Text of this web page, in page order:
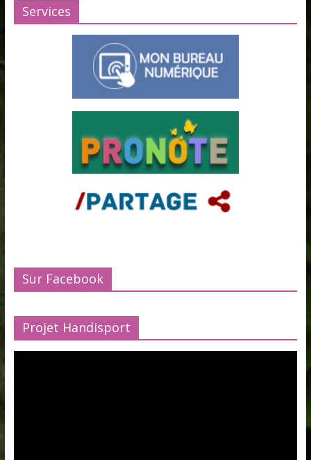
Services
Sur Facebook
Projet Handisport